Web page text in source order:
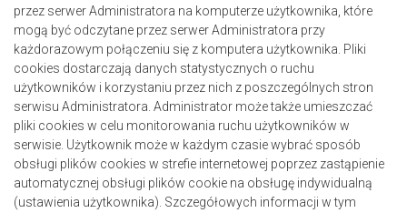
przez serwer Administratora na komputerze użytkownika, które
mogą być odczytane przez serwer Administratora przy
każdorazowym połączeniu się z komputera użytkownika. Pliki
cookies dostarczają danych statystycznych o ruchu
użytkowników i korzystaniu przez nich z poszczególnych stron
serwisu Administratora. Administrator może także umieszczać
pliki cookies w celu monitorowania ruchu użytkowników w
serwisie. Użytkownik może w każdym czasie wybrać sposób
obsługi plików cookies w strefie internetowej poprzez zastąpienie
automatycznej obsługi plików cookie na obsługę indywidualną
(ustawienia użytkownika). Szczegółowych informacji w tym